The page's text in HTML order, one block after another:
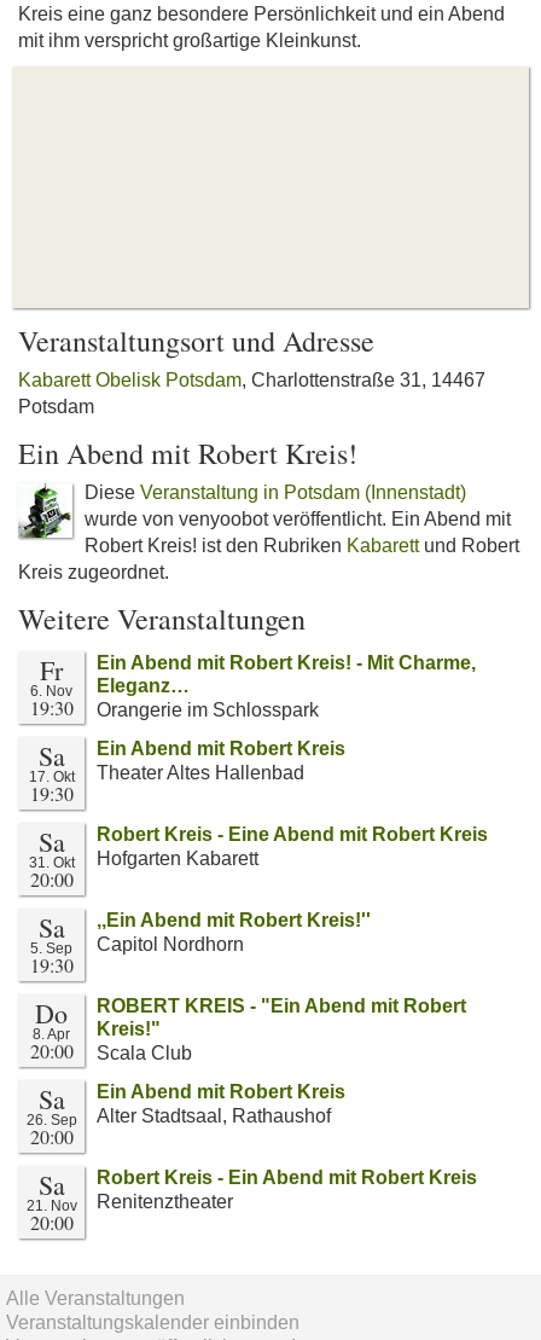
Kreis eine ganz besondere Persönlichkeit und ein Abend
mit ihm verspricht großartige Kleinkunst.
Veranstaltungsort und Adresse
Kabarett Obelisk Potsdam, Charlottenstraße 31, 14467
Potsdam
Ein Abend mit Robert Kreis!
Diese Veranstaltung in Potsdam (Innenstadt)
wurde von venyoobot veröffentlicht. Ein Abend mit
Robert Kreis! ist den Rubriken Kabarettund Robert
Kreis zugeordnet.
Weitere Veranstaltungen
Fr
6. Nov
19:30
Ein Abend mit Robert Kreis! - Mit Charme,
Eleganz…
Orangerie im Schlosspark
Sa
17. Okt
19:30
Ein Abend mit Robert Kreis
Theater Altes Hallenbad
Sa
31. Okt
20:00
Robert Kreis - Eine Abend mit Robert Kreis
Hofgarten Kabarett
Sa
5. Sep
19:30
,,Ein Abend mit Robert Kreis!''
Capitol Nordhorn
Do
8. Apr
20:00
ROBERT KREIS - "Ein Abend mit Robert
Kreis!"
Scala Club
Sa
26. Sep
20:00
Ein Abend mit Robert Kreis
Alter Stadtsaal, Rathaushof
Sa
21. Nov
20:00
Robert Kreis - Ein Abend mit Robert Kreis
Renitenztheater
Alle Veranstaltungen
Veranstaltungskalender einbinden